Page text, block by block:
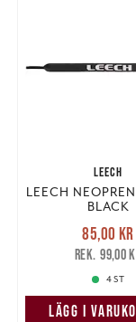
LEECH
LEECH
BLACK
Nuvarande
85,00 kr
99,00 kr
85,00 kr
99,00
4 ST
LÄGG I